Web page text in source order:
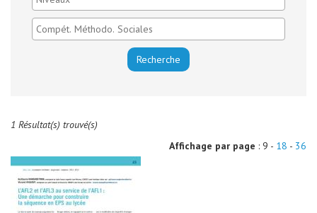
1 Résultat(s) trouvé(s)
Affichage par page : 9 - 18 - 36